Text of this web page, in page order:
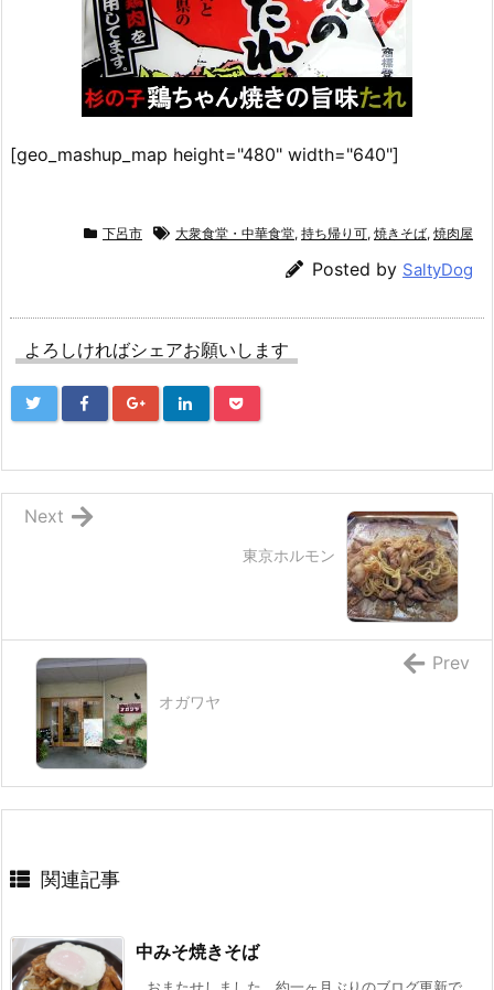
[geo_mashup_map height="480" width="640"]
下呂市 大衆食堂・中華食堂, 持ち帰り可, 焼きそば, 焼肉屋
Posted by SaltyDog
よろしければシェアお願いします
東京ホルモン
Next
オガワヤ
Prev
関連記事
中みそ焼きそば
おまたせしました、約一ヶ月ぶりのブログ更新で